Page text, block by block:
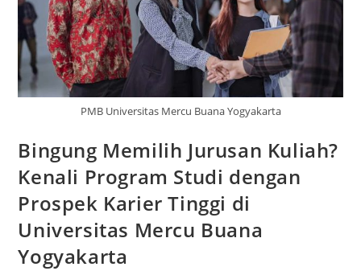
PMB Universitas Mercu Buana Yogyakarta
Bingung Memilih Jurusan Kuliah?
Kenali Program Studi dengan
Prospek Karier Tinggi di
Universitas Mercu Buana
Yogyakarta